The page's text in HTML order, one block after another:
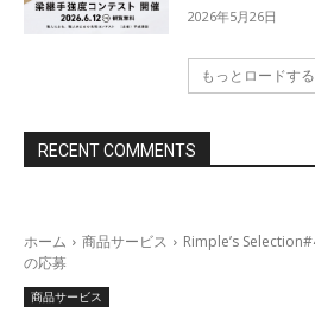
2026年5月26日
もっとロードする
RECENT COMMENTS